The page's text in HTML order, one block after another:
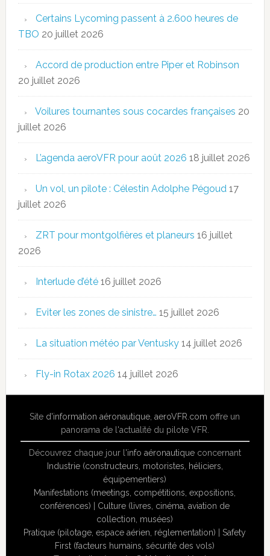
Certains Lycoming passent à 2.600 heures de
TBO 20 juillet 2026
Accord de production entre Piper et Robinson
20 juillet 2026
Voilures tournantes sous cocardes françaises 20
juillet 2026
L’agenda aeroVFR pour août 2026 18 juillet 2026
Un vol, un pilote : Célestin Adolphe Pégoud 17
juillet 2026
ZRT pour montgolfières et planeurs 16 juillet
2026
Interlude d’été 16 juillet 2026
Eviter les zones de sinistre… 15 juillet 2026
La situation météo par Ventusky 14 juillet 2026
Fly-in Rotax 2026 14 juillet 2026
Site d'information aéronautique ,aeroVFR.com offre un
panorama de l'actualité du pilote VFR.
Découvrez chaque jour l'info aéronautiqueconcernant
Industrie (constructeurs, motoristes, héliciers,
équipementiers)
Manifestations (meetings, compétitions, expositions,
conférences)
Culture (livres, cinéma, aviation de
collection, musées)
Pratique (pilotage, espace aérien, réglementation) |Safety
First (facteurs humains, sécurité des vols)